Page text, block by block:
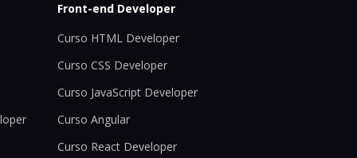
Front-end Developer
Curso HTML Developer
Curso CSS Developer
Curso JavaScript Developer
Curso Angular
Curso React Developer